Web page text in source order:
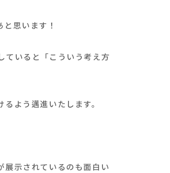
思います！
ていると「こういう考え方
よう邁進いたします。
展示されているのも面白い